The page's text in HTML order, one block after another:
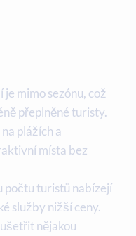
mimo sezónu, což
přeplněné turisty.
plážích a
místa bez
počtu turistů nabízejí
služby nižší ceny.
nějakou